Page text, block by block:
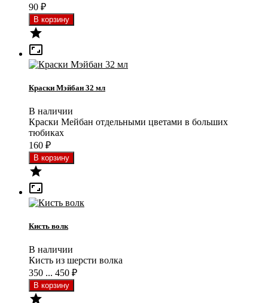
90 ₽


Краски Мэйбан 32 мл
В наличии
Краски Мейбан отдельными цветами в больших
тюбиках
160 ₽


Кисть волк
В наличии
Кисть из шерсти волка
350 ... 450 ₽
